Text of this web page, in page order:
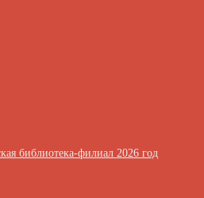
библиотека-филиал 2026 год